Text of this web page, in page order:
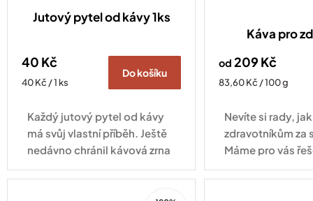
Jutový pytel od kávy 1ks
40 Kč
Měrná
40 Kč / 1 ks
Do košíku
Každý jutový pytel od kávy
má svůj vlastní příběh. Ještě
nedávno chránil kávová zrna
při jejich cestě z plantáže do
pražírny, dnes může najít
Káva pro
od 209 Kč
Měrná
83,60 Kč / 100 g
Nevíte si rady,
zdravotníkům za
Máme pro vás